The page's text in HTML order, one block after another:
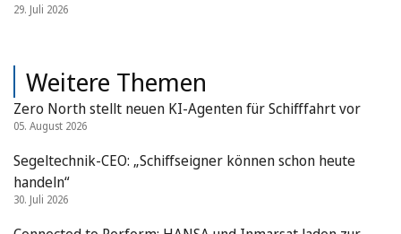
29. Juli 2026
Weitere Themen
Zero North stellt neuen KI-Agenten für Schifffahrt vor
05. August 2026
Segeltechnik-CEO: „Schiffseigner können schon heute
handeln“
30. Juli 2026